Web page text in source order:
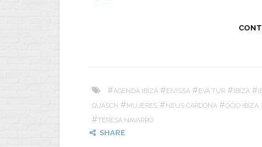
#AGENDA IBIZA #EIVISSA #EVA TUR #IBIZA #
GUASCH #MUJERES #NEUS CARDONA #OCIO IBIZA
#TERESA NAVARRO
SHARE